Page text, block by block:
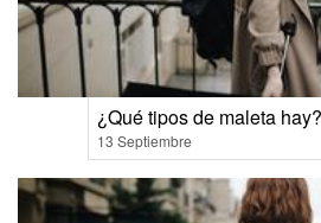
¿Qué tipos de maleta hay?
13 Septiembre